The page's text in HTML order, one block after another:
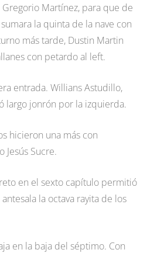
Martínez, para que de
la quinta de la nave con
más tarde, Dustin Martin
con petardo al left.
entrada. Willians Astudillo,
largo jonrón por la izquierda.
hicieron una más con
Sucre.
en el sexto capítulo permitió
la octava rayita de los
en la baja del séptimo. Con